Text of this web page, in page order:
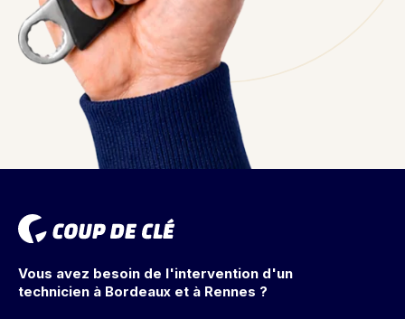
Vous avez besoin de l'intervention d'un
technicien à Bordeaux et à Rennes ?